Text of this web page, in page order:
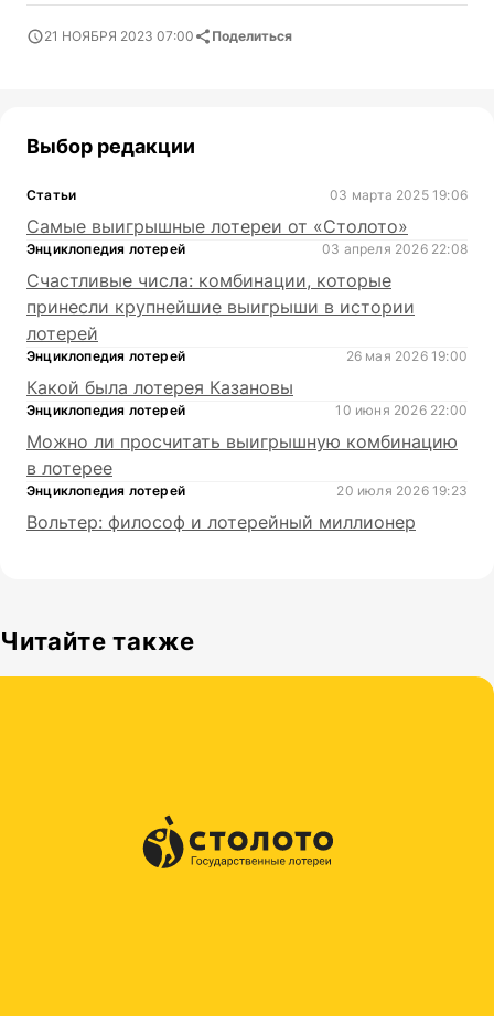
21 НОЯБРЯ 2023 07:00 Поделиться
Выбор редакции
Статьи 03 марта 2025 19:06
Самые выигрышные лотереи от «Столото»
Энциклопедия лотерей 03 апреля 2026 22:08
Счастливые числа: комбинации, которые
принесли крупнейшие выигрыши в истории
лотерей
Энциклопедия лотерей 26 мая 2026 19:00
Какой была лотерея Казановы
Энциклопедия лотерей 10 июня 2026 22:00
Можно ли просчитать выигрышную комбинацию
в лотерее
Энциклопедия лотерей 20 июля 2026 19:23
Вольтер: философ и лотерейный миллионер
Читайте также